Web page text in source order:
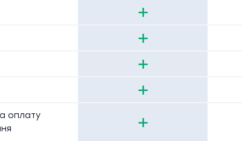
+
+
+
+
оплату
+